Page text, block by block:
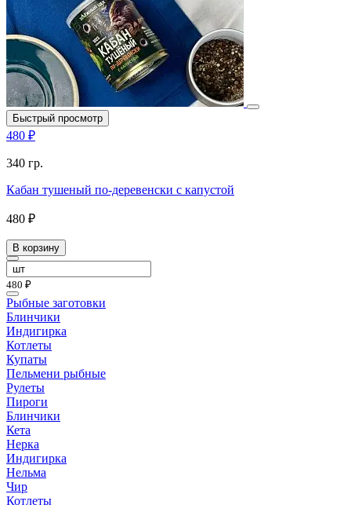
Быстрый просмотр
480 ₽
340 гр.
Кабан тушеный по-деревенски с капустой
480 ₽
В корзину
480 ₽
Рыбные заготовки
Блинчики
Индигирка
Котлеты
Купаты
Пельмени рыбные
Рулеты
Пироги
Блинчики
Кета
Нерка
Индигирка
Нельма
Чир
Котлеты